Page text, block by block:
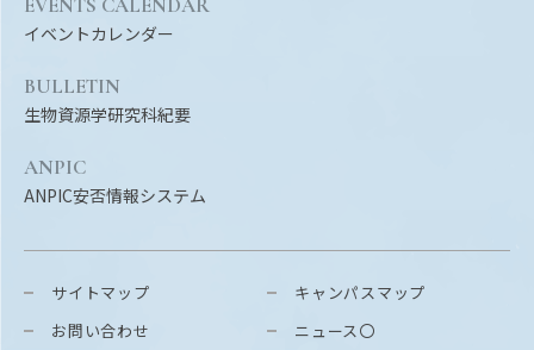
サイトマップ
お問い合わせ
キャンパスマップ
ニュース〇
イベントカレンダー
BULLETIN
生物資源学研究科紀要
ANPIC
ANPIC安否情報システム